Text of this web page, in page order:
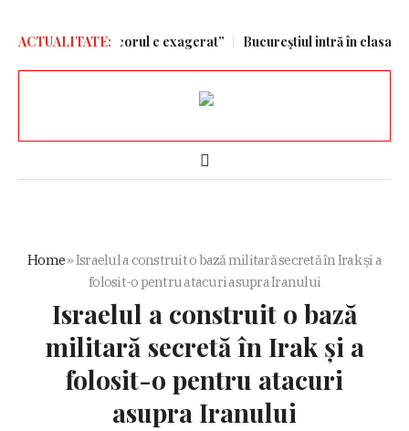
ACTUALITATE:
regres, iar scorul e exagerat” Bucureștiul intră în
Home»Israelul a construit o bază militară secretă în Irak și a
folosit-o pentru atacuri asupra Iranului
Israelul a construit o bază
militară secretă în Irak și a
folosit-o pentru atacuri
asupra Iranului